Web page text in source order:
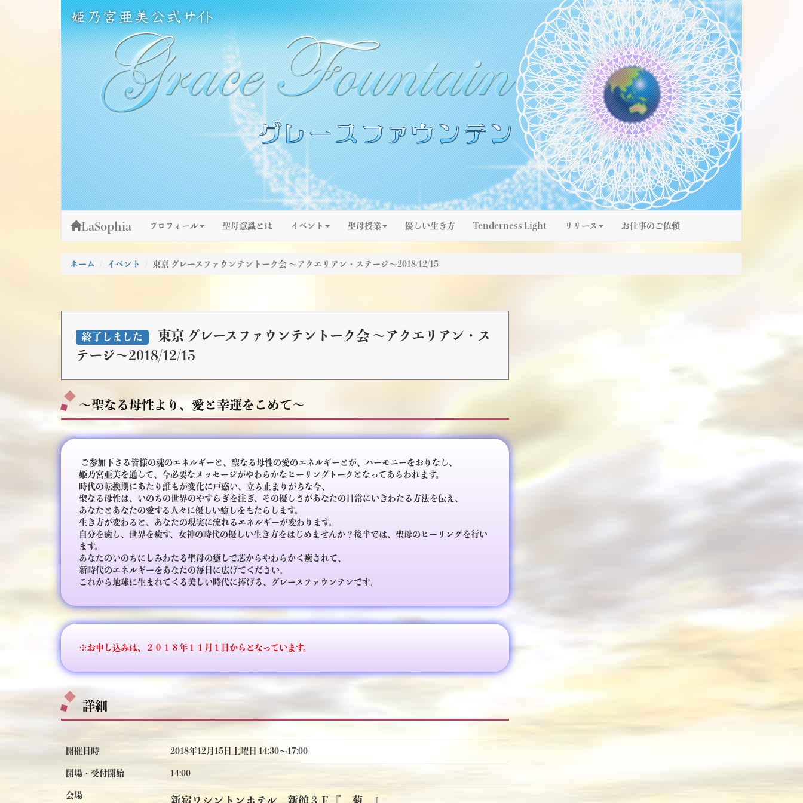
姫乃宮亜美公式サイト～Grace Fountain～
グレースファウンテン
LaSophia プロフィール 聖母意識とは イベント 聖母授業 優しい生き方 Tenderness Light リリース お仕事のご依頼
ホーム イベント 東京 グレースファウンテントーク会 ～アクエリアン・ステージ～2018/12/15
終了しました
東京 グレースファウンテントーク会 ～アクエリアン・ス
テージ～2018/12/15
～聖なる母性より、愛と幸運をこめて～
ご参加下さる皆様の魂のエネルギーと、聖なる母性の愛のエネルギーとが、ハーモニーをおりなし、
姫乃宮亜美を通して、今必要なメッセージがやわらかなヒーリングトークとなってあらわれます。
時代の転換期にあたり誰もが変化に戸惑い、立ち止まりがちな今、
聖なる母性は、いのちの世界のやすらぎを注ぎ、その優しさがあなたの日常にいきわたる方法を伝え、
あなたとあなたの愛する人々に優しい癒しをもたらします。
生き方が変わると、あなたの現実に流れるエネルギーが変わります。
自分を癒し、世界を癒す、女神の時代の優しい生き方をはじめませんか？後半では、聖母のヒーリングを行い
ます。
あなたのいのちにしみわたる聖母の癒しで芯からやわらかく癒されて、
新時代のエネルギーをあなたの毎日に広げてください。
これから地球に生まれてくる美しい時代に捧げる、グレースファウンテンです。
※お申し込みは、２０１８年１１月１日からとなっています。
詳細
開催日時 2018年12月15日土曜日 14:30〜17:00
開場・受付開始 14:00
会場 新宿ワシントンホテル 新館３Ｆ『 菊 』